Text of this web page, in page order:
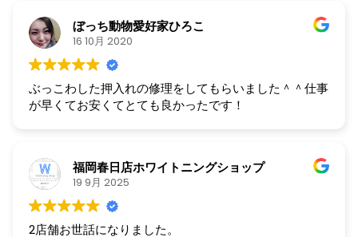
倉石さんとのお付き合いはこれで終りでは無く仕事抜き
でのお付き合いもこれからしたいと思う位とてもいい方
でした。
書いたもの勝ちのこの世の中色々書かれる事もあります
がアンチは必ず居ますし根も葉もない事は埋もれていく
と思います！
近くに来た時は食べなくても良いので是非遊びに来てく
ださいね
お待ちしております！
ぼっち動物愛好家ひろこ
16 10月 2020
ぶっこわした押入れの修理をしてもらいました＾＾仕事
が早くてお安くてとても良かったです！
福岡春日店ホワイトニングショップ
19 9月 2025
2店舗お世話になりました。